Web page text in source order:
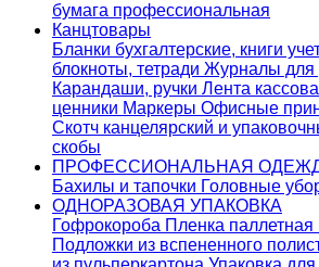
бумага профессиональная
Канцтовары
Бланки бухгалтерские, книги
блокноты, тетради Журналы для
Карандаши, ручки Лента
ценники Маркеры Офисные
Скотч канцелярский и
скобы
ПРОФЕССИОНАЛЬНАЯ
Бахилы и тапочки Головные
ОДНОРАЗОВАЯ УПАКОВКА
Гофрокороба Пленка паллетная
Подложки из вспененного